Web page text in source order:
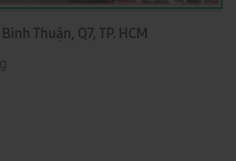
Thuận, Q7, TP. HCM